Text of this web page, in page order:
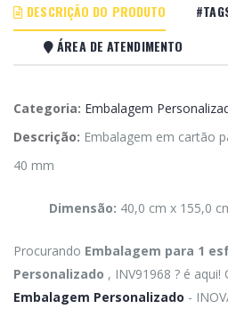
DESCRIÇÃO DO PRODUTO
ÁREA DE ATENDIMENTO
Categoria: Embalagem
Descrição: Embalagem em cartão
40 mm
Dimensão: 40,0 cm x 155,0
Procurando Embalagem para 1
Personalizado , INV91968 ? é
Embalagem Personalizado -